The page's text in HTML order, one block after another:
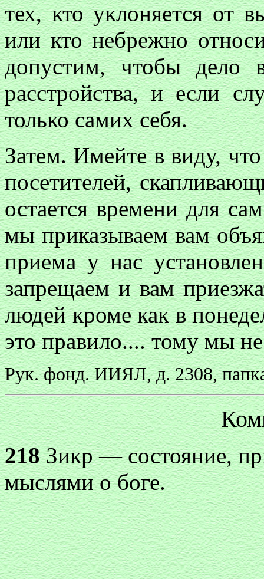
тех, кто уклоняется от
или кто небрежно
допустим, чтобы дело
расстройства, и если
только самих себя.
Затем. Имейте в виду,
посетителей,
остается времени для
мы приказываем вам
приема у нас
запрещаем и вам
людей кроме как в
это правило.... тому мы
Рук. фонд. ИИЯЛ, д. 2308, папка
218Зикр — состояние,
мыслями о боге.